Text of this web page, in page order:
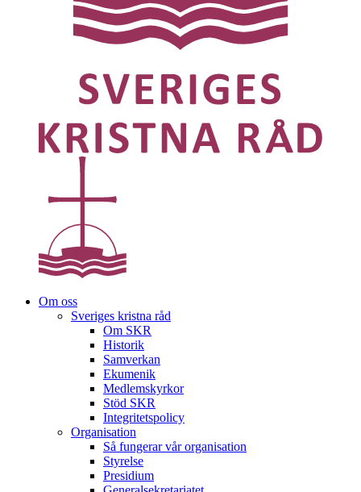
Om oss
Sveriges kristna råd
Om SKR
Historik
Samverkan
Ekumenik
Medlemskyrkor
Stöd SKR
Integritetspolicy
Organisation
Så fungerar vår organisation
Styrelse
Presidium